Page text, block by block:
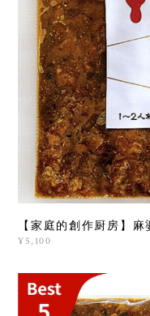
【家庭的創作厨房】
¥5,100